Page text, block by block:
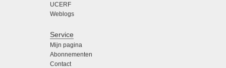
UCERF
Weblogs
Service
Mijn pagina
Abonnementen
Contact